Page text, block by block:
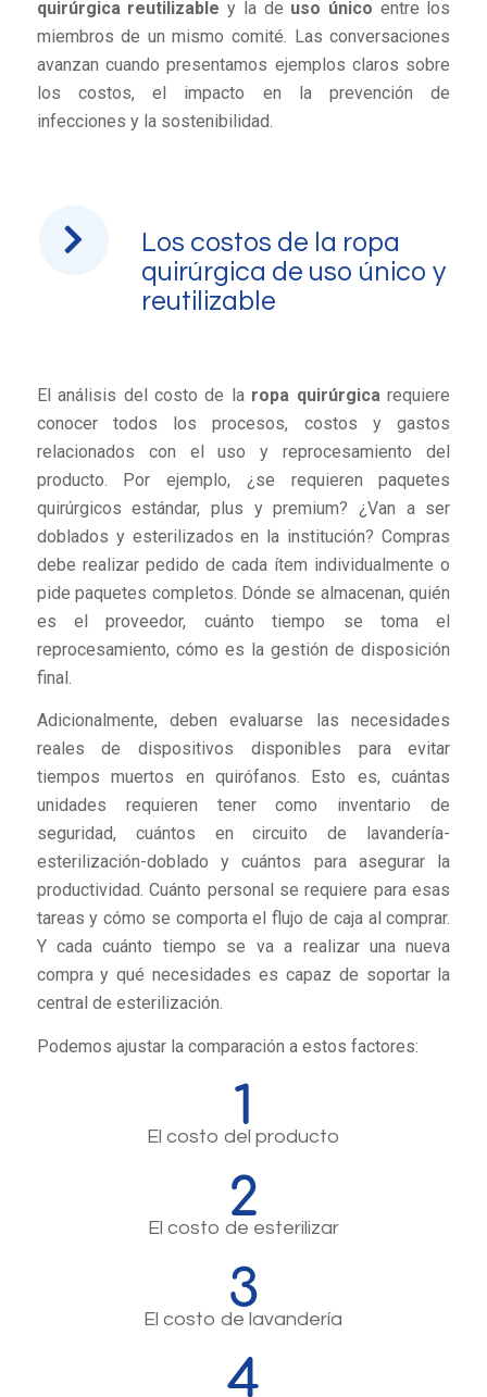
quirúrgica reutilizable y la de uso único entre los
miembros de un mismo comité. Las conversaciones
avanzan cuando presentamos ejemplos claros sobre
los costos, el impacto en la prevención de
infecciones y la sostenibilidad.
Los costos de la ropa
quirúrgica de uso único y
reutilizable
El análisis del costo de la ropa quirúrgicarequiere
conocer todos los procesos, costos y gastos
relacionados con el uso y reprocesamiento del
producto. Por ejemplo, ¿se requieren paquetes
quirúrgicos estándar, plus y premium? ¿Van a ser
doblados y esterilizados en la institución? Compras
debe realizar pedido de cada ítem individualmente o
pide paquetes completos. Dónde se almacenan, quién
es el proveedor, cuánto tiempo se toma el
reprocesamiento, cómo es la gestión de disposición
final.
Adicionalmente, deben evaluarse las necesidades
reales de dispositivos disponibles para evitar
tiempos muertos en quirófanos. Esto es, cuántas
unidades requieren tener como inventario de
seguridad, cuántos en circuito de lavandería-
esterilización-doblado y cuántos para asegurar la
productividad. Cuánto personal se requiere para esas
tareas y cómo se comporta el flujo de caja al comprar.
Y cada cuánto tiempo se va a realizar una nueva
compra y qué necesidades es capaz de soportar la
central de esterilización.
Podemos ajustar la comparación a estos factores:
El costo del producto
El costo de esterilizar
El costo de lavandería